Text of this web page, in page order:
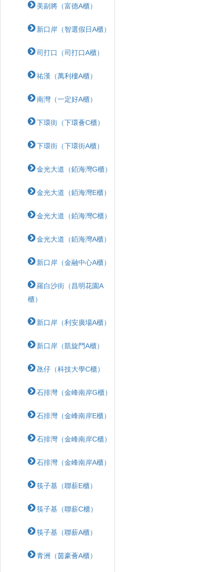
美副將（富德A櫃）
新口岸（智選假日A櫃）
司打口（司打口A櫃）
祐漢（萬利樓A櫃）
南灣（一定好A櫃）
下環街（下環薈C櫃）
下環街（下環街A櫃）
金光大道（銆海灣G櫃）
金光大道（銆海灣E櫃）
金光大道（銆海灣C櫃）
金光大道（銆海灣A櫃）
新口岸（金融中心A櫃）
羅白沙街（昌明花園A
櫃）
新口岸（利安廣場A櫃）
新口岸（凱旋門A櫃）
氹仔（科技大學C櫃）
石排灣（金峰南岸G櫃）
石排灣（金峰南岸E櫃）
石排灣（金峰南岸C櫃）
石排灣（金峰南岸A櫃）
筷子基（聯薪E櫃）
筷子基（聯薪C櫃）
筷子基（聯薪A櫃）
青洲（茵豪薈A櫃）